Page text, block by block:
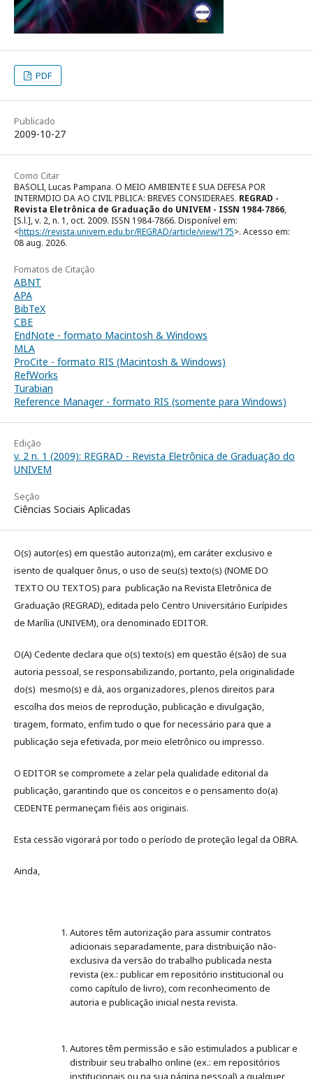
PDF
Publicado
2009-10-27
Como Citar
BASOLI, Lucas Pampana. O MEIO AMBIENTE E SUA DEFESA POR
INTERMDIO DA AO CIVIL PBLICA: BREVES CONSIDERAES. REGRAD -
Revista Eletrônica de Graduação do UNIVEM - ISSN 1984-7866,
[S.l.], v. 2, n. 1, oct. 2009. ISSN 1984-7866. Disponível em:
<https://revista.univem.edu.br/REGRAD/article/view/175>. Acesso em:
08 aug. 2026.
Fomatos de Citação
ABNT
APA
BibTeX
CBE
EndNote - formato Macintosh & Windows
MLA
ProCite - formato RIS (Macintosh & Windows)
RefWorks
Turabian
Reference Manager - formato RIS (somente para Windows)
Edição
v. 2 n. 1 (2009): REGRAD - Revista Eletrônica de Graduação do
UNIVEM
Seção
Ciências Sociais Aplicadas
O(s) autor(es) em questão autoriza(m), em caráter exclusivo e
isento de qualquer ônus, o uso de seu(s) texto(s) (NOME DO
TEXTO OU TEXTOS) para publicação na Revista Eletrônica de
Graduação (REGRAD), editada pelo Centro Universitário Eurípides
de Marília (UNIVEM), ora denominado EDITOR.
O(A) Cedente declara que o(s) texto(s) em questão é(são) de sua
autoria pessoal, se responsabilizando, portanto, pela originalidade
do(s) mesmo(s) e dá, aos organizadores, plenos direitos para
escolha dos meios de reprodução, publicação e divulgação,
tiragem, formato, enfim tudo o que for necessário para que a
publicação seja efetivada, por meio eletrônico ou impresso.
O EDITOR se compromete a zelar pela qualidade editorial da
publicação, garantindo que os conceitos e o pensamento do(a)
CEDENTE permaneçam fiéis aos originais.
Esta cessão vigorará por todo o período de proteção legal da OBRA.
Ainda,
Autores têm autorização para assumir contratos
adicionais separadamente, para distribuição não-
exclusiva da versão do trabalho publicada nesta
revista (ex.: publicar em repositório institucional ou
como capítulo de livro), com reconhecimento de
autoria e publicação inicial nesta revista.
Autores têm permissão e são estimulados a publicar e
distribuir seu trabalho online (ex.: em repositórios
institucionais ou na sua página pessoal) a qualquer